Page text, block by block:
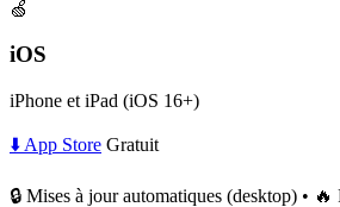
🍏
iOS
iPhone et iPad (iOS 16+)
⬇️ App Store Gratuit
🔒 Mises à jour automatiques (desktop) •